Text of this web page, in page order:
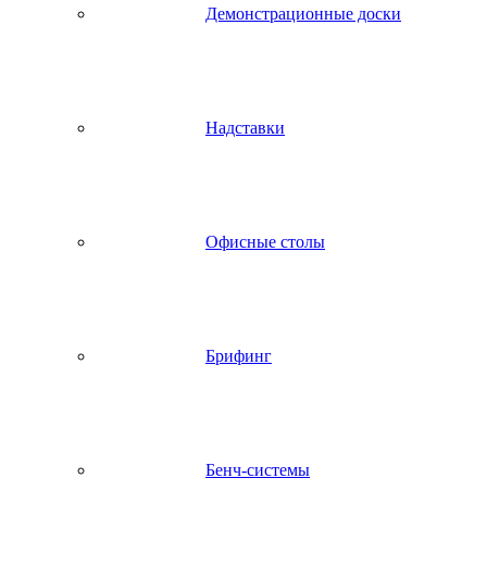
Демонстрационные доски
Надставки
Офисные столы
Брифинг
Бенч-системы